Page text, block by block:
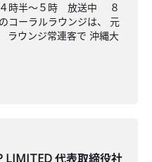
時半～５時 放送中 ８
ラルラウンジは、 元
ラウンジ常連客で 沖縄大
LIMITED 代表取締役社